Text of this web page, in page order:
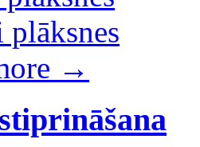
plāksnes
→